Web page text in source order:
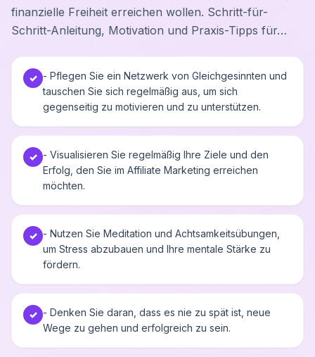
finanzielle Freiheit erreichen wollen. Schritt-für-
Schritt-Anleitung, Motivation und Praxis-Tipps für…
✓ - Pflegen Sie ein Netzwerk von Gleichgesinnten und
tauschen Sie sich regelmäßig aus, um sich
gegenseitig zu motivieren und zu unterstützen.
✓ - Visualisieren Sie regelmäßig Ihre Ziele und den
Erfolg, den Sie im Affiliate Marketing erreichen
möchten.
✓ - Nutzen Sie Meditation und Achtsamkeitsübungen,
um Stress abzubauen und Ihre mentale Stärke zu
fördern.
✓ - Denken Sie daran, dass es nie zu spät ist, neue
Wege zu gehen und erfolgreich zu sein.